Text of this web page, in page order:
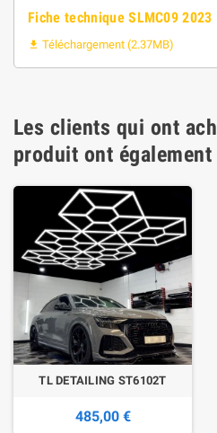
Fiche technique SLMC09 2023
 Téléchargement (2.37MB)
Les clients qui ont
produit ont également
TL DETAILING ST6102T
485,00 €